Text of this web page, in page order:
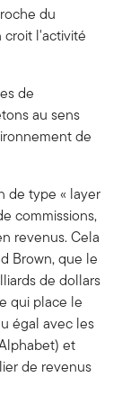
du
l'activité
de
au sens
de
de type « layer
commissions,
revenus. Cela
Brown, que le
de dollars
qui place le
égal avec les
et
de revenus